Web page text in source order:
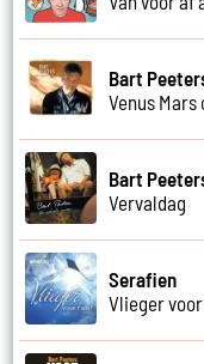
Bart
Venus Mars
Bart
Vervaldag
Serafien
Vlieger